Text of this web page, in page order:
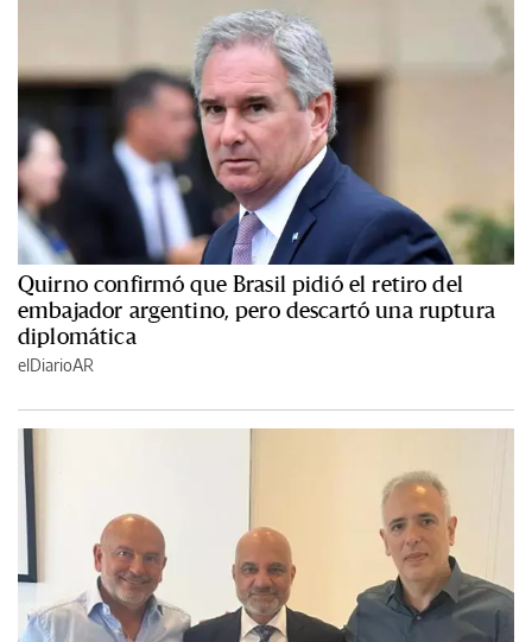
Quirno confirmó que Brasil pidió el retiro del
embajador argentino, pero descartó una ruptura
diplomática
elDiarioAR